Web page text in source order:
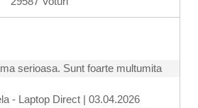
serioasa. Sunt foarte multumita
- Laptop Direct | 03.04.2026